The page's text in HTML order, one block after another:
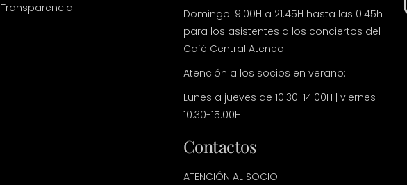
Transparencia
Domingo: 9.00H a 21.45H hasta las 0.45h
para los asistentes a los conciertos del
Café Central Ateneo.
Atención a los socios en verano:
Lunes a jueves de 10:30-14:00H | viernes
10:30-15:00H
Contactos
ATENCIÓN AL SOCIO